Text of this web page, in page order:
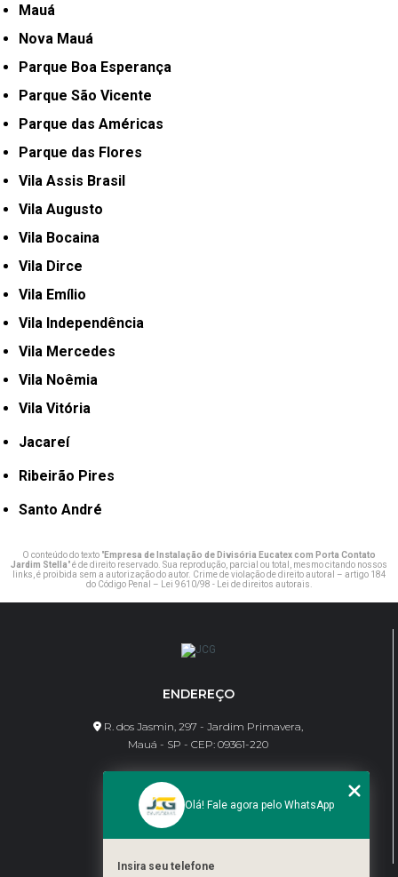
Mauá
Nova Mauá
Parque Boa Esperança
Parque São Vicente
Parque das Américas
Parque das Flores
Vila Assis Brasil
Vila Augusto
Vila Bocaina
Vila Dirce
Vila Emílio
Vila Independência
Vila Mercedes
Vila Noêmia
Vila Vitória
Jacareí
Ribeirão Pires
Santo André
O conteúdo do texto "Empresa de Instalação de Divisória Eucatex com Porta Contato
Jardim Stella" é de direito reservado. Sua reprodução, parcial ou total, mesmo citando nossos
links, é proibida sem a autorização do autor. Crime de violação de direito autoral – artigo 184
do Código Penal –
Lei 9610/98 - Lei de direitos autorais
ENDEREÇO
R. dos Jasmin, 297 - Jardim Primavera,
Mauá - SP - CEP: 09361-220
CONTATO
(11) 95462-8630
bene@jcgdivisorias.com
Olá! Fale agora pelo WhatsApp
Insira seu telefone